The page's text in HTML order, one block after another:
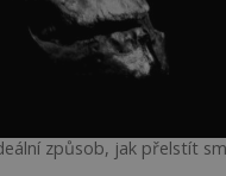
způsob, jak přelstít